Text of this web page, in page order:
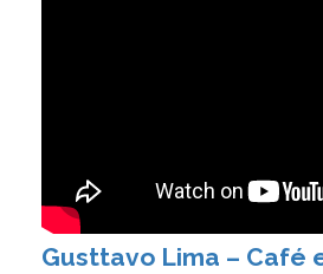
Gusttavo Lima – Café